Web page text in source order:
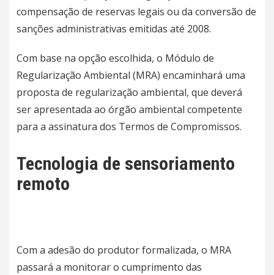
compensação de reservas legais ou da conversão de
sanções administrativas emitidas até 2008.
Com base na opção escolhida, o Módulo de
Regularização Ambiental (MRA) encaminhará uma
proposta de regularização ambiental, que deverá
ser apresentada ao órgão ambiental competente
para a assinatura dos Termos de Compromissos.
Tecnologia de sensoriamento
remoto
Com a adesão do produtor formalizada, o MRA
passará a monitorar o cumprimento das